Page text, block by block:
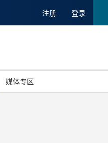
注册 登录
媒体专区